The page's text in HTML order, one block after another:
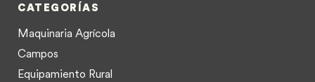
CATEGORÍAS
Maquinaria Agrícola
Campos
Equipamiento Rural